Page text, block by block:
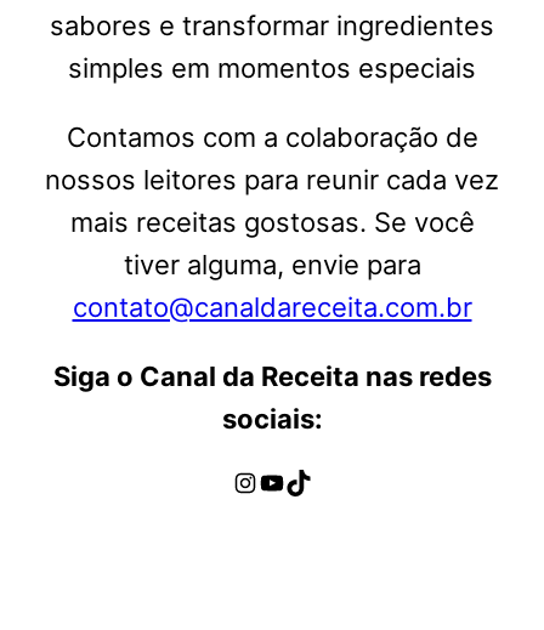
sabores e transformar ingredientes
simples em momentos especiais
Contamos com a colaboração de
nossos leitores para reunir cada vez
mais receitas gostosas. Se você
tiver alguma, envie para
contato@canaldareceita.com.br
Siga o Canal da Receita nas redes
sociais:
Instagram
Youtube
TikTok